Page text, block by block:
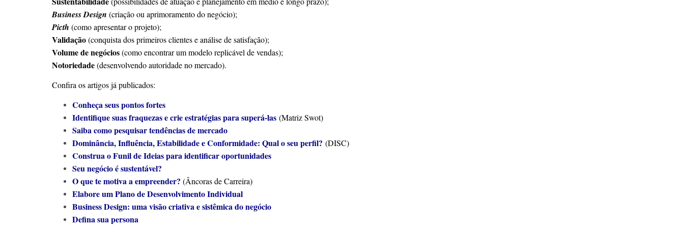
Business Design (criação ou aprimoramento do negócio);
Picth (como apresentar o projeto);
Validação(conquista dos primeiros clientes e análise de satisfação);
Volume de negócios(como encontrar um modelo replicável de vendas);
Notoriedade(desenvolvendo autoridade no mercado).
Confira os artigos já publicados:
Conheça seus pontos fortes
Identifique suas fraquezas e crie estratégias para superá-las (Matriz Swot)
Saiba como pesquisar tendências de mercado
Dominância, Influência, Estabilidade e Conformidade: Qual o seu perfil? (DISC)
Construa o Funil de Ideias para identificar oportunidades
Seu negócio é sustentável?
O que te motiva a empreender? (Âncoras de Carreira)
Elabore um Plano de Desenvolvimento Individual
Business Design: uma visão criativa e sistêmica do negócio
Defina sua persona